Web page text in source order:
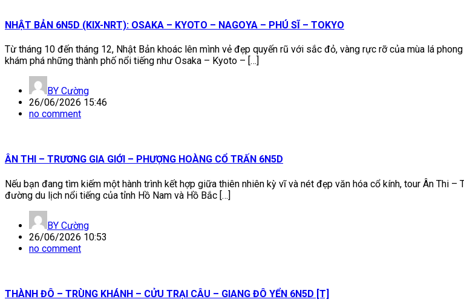
NHẬT BẢN 6N5D (KIX-NRT): OSAKA – KYOTO – NAGOYA – PHÚ SĨ – TOKYO
Từ tháng 10 đến tháng 12, Nhật Bản khoác lên mình vẻ đẹp quyến rũ với sắc đỏ, vàng rực rỡ của mùa lá
khám phá những thành phố nổi tiếng như Osaka – Kyoto – […]
BY Cường
26/06/2026 15:46
no comment
ÂN THI – TRƯƠNG GIA GIỚI – PHƯỢNG HOÀNG CỔ TRẤN 6N5D
Nếu bạn đang tìm kiếm một hành trình kết hợp giữa thiên nhiên kỳ vĩ và nét đẹp văn hóa cổ kính, tour Ân Thi
đường du lịch nổi tiếng của tỉnh Hồ Nam và Hồ Bắc […]
BY Cường
26/06/2026 10:53
no comment
THÀNH ĐÔ – TRÙNG KHÁNH – CỬU TRẠI CÂU – GIANG ĐÔ YỂN 6N5D [T]